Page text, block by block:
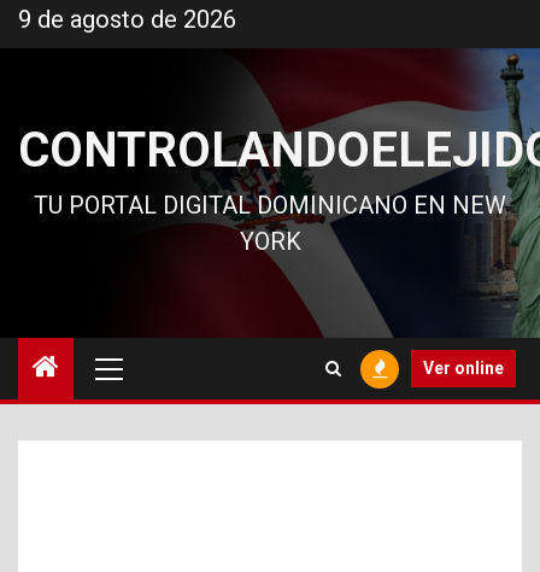
al
9 de agosto de 2026
TU PORTAL DIGITAL DOMINICANO EN NEW
YORK
principal
Ver online